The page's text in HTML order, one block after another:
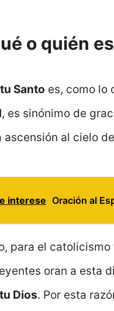
o quién
Santo es, como lo
, es sinónimo de
ascensión al cielo
interese Oración al
para el
oran a esta
Dios. Por esta